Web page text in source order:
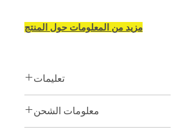
مزيد من المعلومات حول المنتج
تعليمات
Xentry VCI مطلوبة. & nbsp؛
----------------------
معلومات الشحن